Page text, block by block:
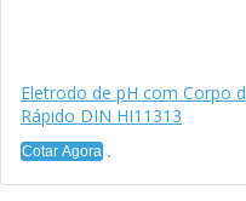
Eletrodo de pH com Corpo
Rápido DIN HI11313
Cotar Agora